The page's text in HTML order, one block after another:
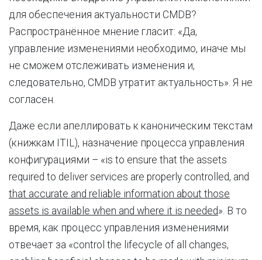
для обеспечения актуальности CMDB?
Распространённое мнение гласит: «Да,
управление изменениями необходимо, иначе мы
не сможем отслеживать изменения и,
следовательно, CMDB утратит актуальность». Я не
согласен.
Даже если апеллировать к каноническим текстам
(книжкам ITIL), назначение процесса управления
конфигурациями – «is to ensure that the assets
required to deliver services are properly controlled, and
that accurate and reliable information about those
assets is available when and where it is needed». В то
время, как процесс управления изменениями
отвечает за «control the lifecycle of all changes,